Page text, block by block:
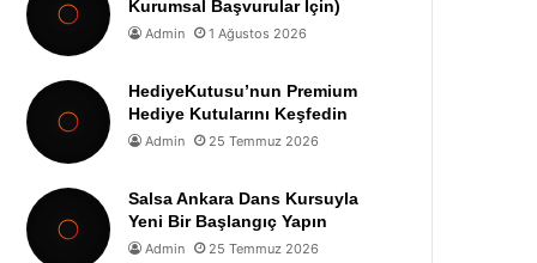
Kurumsal Başvurular İçin)
Admin 1 Ağustos 2026
HediyeKutusu’nun Premium
Hediye Kutularını Keşfedin
Admin 25 Temmuz 2026
Salsa Ankara Dans Kursuyla
Yeni Bir Başlangıç Yapın
Admin 25 Temmuz 2026